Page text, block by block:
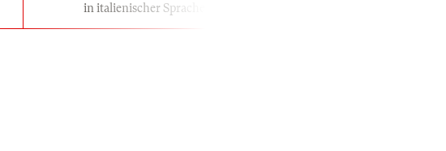
in italienischer Sprache